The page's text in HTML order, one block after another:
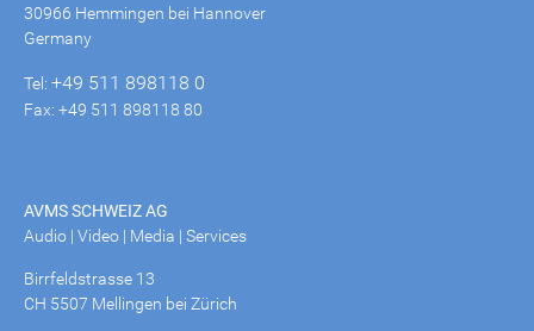
30966 Hemmingen bei Hannover
Germany
Tel: +49 511 898118 0
Fax: +49 511 898118 80
AVMS SCHWEIZ AG
Audio | Video | Media | Services
Birrfeldstrasse 13
CH 5507 Mellingen bei Zürich